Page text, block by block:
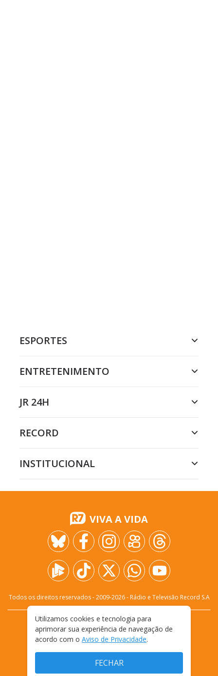
ESPORTES
ENTRETENIMENTO
JR 24H
RECORD
INSTITUCIONAL
VIVA A VIDA
Todos os direitos reservados - 2009-2026- Rádio e Televisão Record S.A
FALE CONOSCO
PRIVACIDADE
TERMOS E CONDIÇÕES DE USO
Utilizamos cookies e tecnologia para
aprimorar sua experiência de navegação de
acordo com o Aviso de Privacidade.
FECHAR